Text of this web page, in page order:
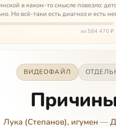
в каком-то смысле повезло:
Но всё-таки есть диагноз и есть
из 584 470 ₽
ВИДЕОФАЙЛ
Лука (Степанов), игумен —